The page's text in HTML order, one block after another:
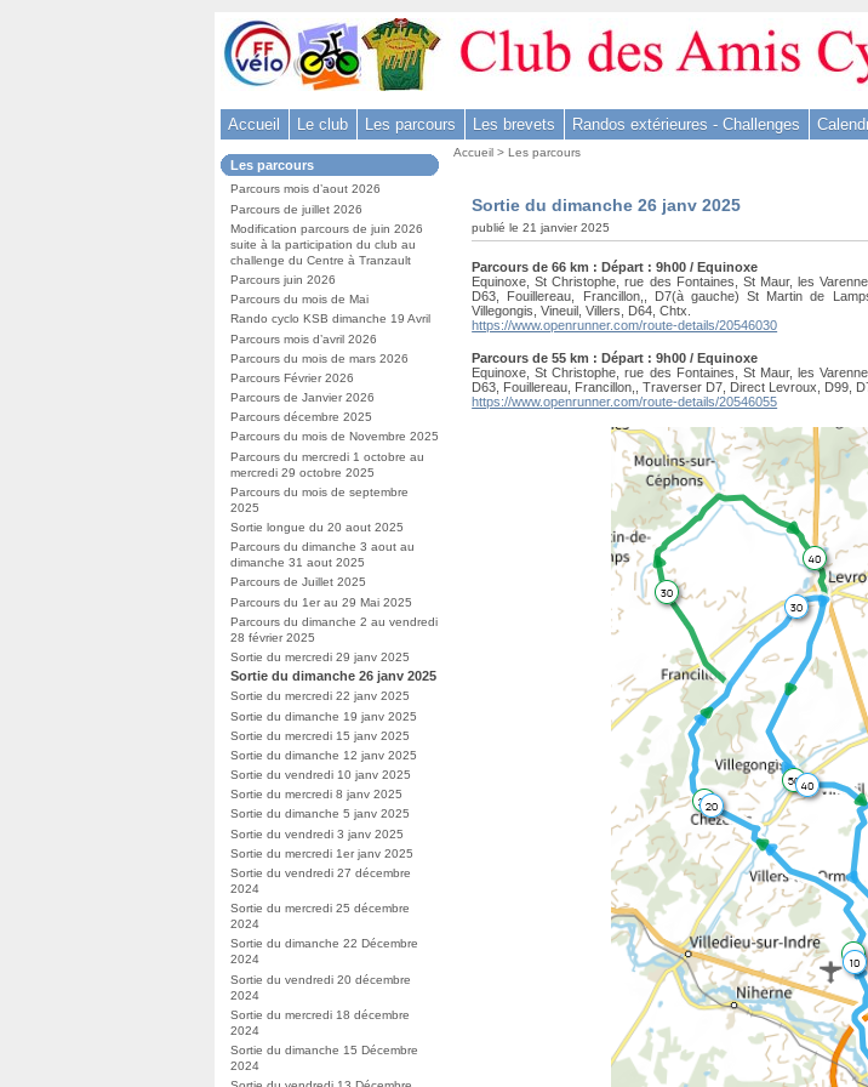
Accueil Le club Les parcours Les brevets Randos extérieures - Challenges
Dans
la
rubrique
:
Les parcours
Parcours mois d’aout 2026
Parcours de juillet 2026
Modification parcours de juin 2026
suite à la participation du club au
challenge du Centre à Tranzault
Parcours juin 2026
Parcours du mois de Mai
Rando cyclo KSB dimanche 19 Avril
Parcours mois d’avril 2026
Parcours du mois de mars 2026
Parcours Février 2026
Parcours de Janvier 2026
Parcours décembre 2025
Parcours du mois de Novembre 2025
Parcours du mercredi 1 octobre au
mercredi 29 octobre 2025
Parcours du mois de septembre
2025
Sortie longue du 20 aout 2025
Parcours du dimanche 3 aout au
dimanche 31 aout 2025
Parcours de Juillet 2025
Parcours du 1er au 29 Mai 2025
Parcours du dimanche 2 au vendredi
28 février 2025
Sortie du mercredi 29 janv 2025
Sortie du dimanche 26 janv 2025
Sortie du mercredi 22 janv 2025
Sortie du dimanche 19 janv 2025
Sortie du mercredi 15 janv 2025
Sortie du dimanche 12 janv 2025
Sortie du vendredi 10 janv 2025
Sortie du mercredi 8 janv 2025
Sortie du dimanche 5 janv 2025
Sortie du vendredi 3 janv 2025
Sortie du mercredi 1er janv 2025
Sortie du vendredi 27 décembre
2024
Sortie du mercredi 25 décembre
2024
Sortie du dimanche 22 Décembre
2024
Sortie du vendredi 20 décembre
2024
Sortie du mercredi 18 décembre
2024
Sortie du dimanche 15 Décembre
2024
Vous
Accueil >Les parcours
Sortie du dimanche 26 janv 2025
publié le 21 janvier 2025
Parcours de 66 km : Départ : 9h00 / Equinoxe
Equinoxe, St Christophe, rue des Fontaines, St Maur, les
D63, Fouillereau, Francillon,, D7(à gauche) St Martin de
Villegongis, Vineuil, Villers, D64, Chtx.
https://www.openrunner.com/route-details/20546030
Parcours de 55 km : Départ : 9h00 / Equinoxe
Equinoxe, St Christophe, rue des Fontaines, St Maur, les
D63, Fouillereau, Francillon,, Traverser D7, Direct Levroux, D99,
https://www.openrunner.com/route-details/20546055